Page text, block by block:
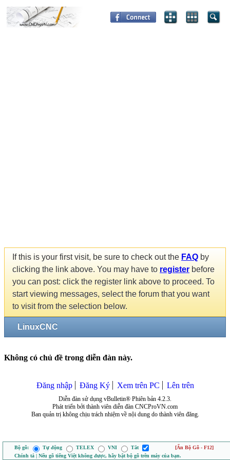
If this is your first visit, be sure to check out the FAQ by
clicking the link above. You may have to register before
you can post: click the register link above to proceed. To
start viewing messages, select the forum that you want
to visit from the selection below.
LinuxCNC
Không có chủ đề trong diễn đàn này.
Đăng nhập Đăng Ký Xem trên PC Lên trên
Diễn đàn sử dụng vBulletin® Phiên bản 4.2.3.
Phát triển bởi thành viên diễn đàn CNCProVN.com
Ban quản trị không chịu trách nhiệm về nội dung do thành viên đăng.
Bộ gõ: Tự động TELEX VNI Tắt
[Ẩn Bộ Gõ - F12]
Chính tả | Nếu gõ tiếng Việt không được, hãy bật bộ gõ trên máy của bạn.